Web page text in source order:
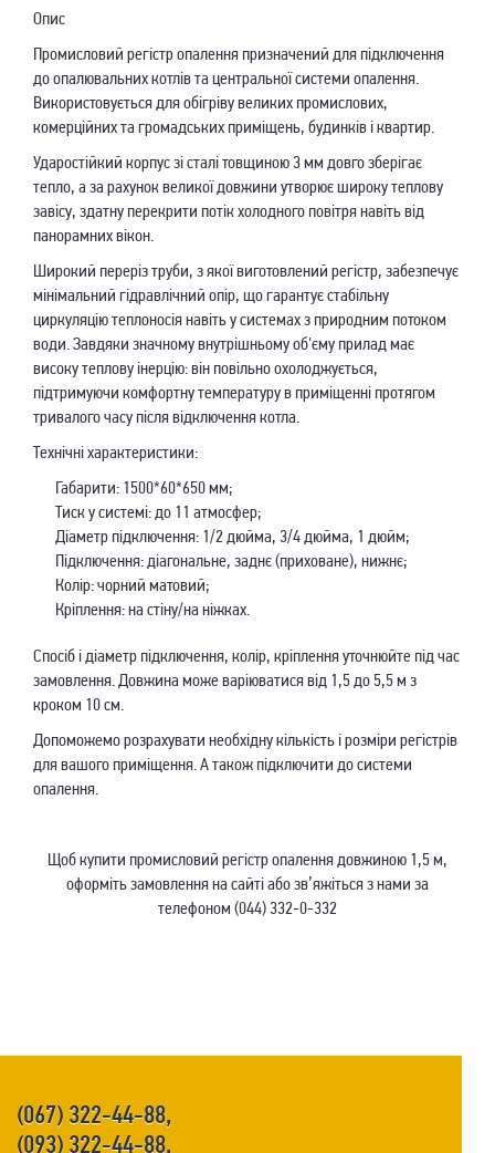
Опис
Промисловий регістр опалення призначений для підключення
до опалювальних котлів та центральної системи опалення.
Використовується для обігріву великих промислових,
комерційних та громадських приміщень, будинків і квартир.
Ударостійкий корпус зі сталі товщиною 3 мм довго зберігає
тепло, а за рахунок великої довжини утворює широку теплову
завісу, здатну перекрити потік холодного повітря навіть від
панорамних вікон.
Широкий переріз труби, з якої виготовлений регістр, забезпечує
мінімальний гідравлічний опір, що гарантує стабільну
циркуляцію теплоносія навіть у системах з природним потоком
води. Завдяки значному внутрішньому об'єму прилад має
високу теплову інерцію: він повільно охолоджується,
підтримуючи комфортну температуру в приміщенні протягом
тривалого часу після відключення котла.
Технічні характеристики:
Габарити: 1500*60*650 мм;
Тиск у системі: до 11 атмосфер;
Діаметр підключення: 1/2 дюйма, 3/4 дюйма, 1 дюйм;
Підключення: діагональне, заднє (приховане), нижнє;
Колір: чорний матовий;
Кріплення: на стіну/на ніжках.
Спосіб і діаметр підключення, колір, кріплення уточнюйте під час
замовлення. Довжина може варіюватися від 1,5 до 5,5 м з
кроком 10 см.
Допоможемо розрахувати необхідну кількість і розміри регістрів
для вашого приміщення. А також підключити до системи
опалення.
Щоб купити промисловий регістр опалення довжиною 1,5 м,
оформіть замовлення на сайті або зв’яжіться з нами за
телефоном (044) 332-0-332
(067) 322-44-88,
(093) 322-44-88,